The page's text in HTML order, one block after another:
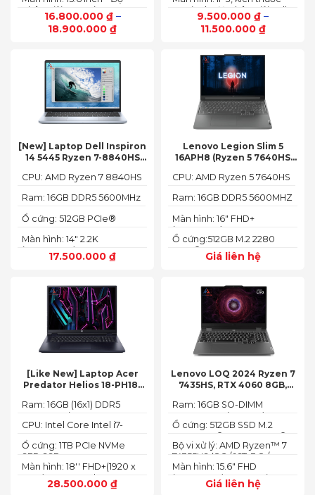
16.800.000 ₫–
18.900.000 ₫
phân giải: FHD+ (1920 x
1200 px)
9.500.000 ₫ –
11.500.000 ₫
14.0 inch, độ phân giải Full
HD (1920 x 1080)
[New] Laptop Dell Inspiron
14 5445 Ryzen 7-8840HS
Radeon 780M Màn 14inch
17.500.000 ₫
Màn hình: 14" 2.2K
(2240X1400)
Ổ cứng: 512GB PCIe®
Ram: 16GB DDR5 5600MHz
CPU: AMD Ryzen 7 8840HS
Lenovo Legion Slim 5
16APH8 (Ryzen 5 7640HS
4060 16″ FHD+ 144Hz)
Giá liên hệ
Ổ cứng:512GB M.2 2280
PCIe® 4.0 x4 SSD
Màn hình: 16" FHD+
(1920x1200) IPS
Ram: 16GB DDR5 5600MHZ
CPU: AMD Ryzen 5 7640HS
[Like New] Laptop Acer
Predator Helios 18-PH18-
13700HX, RTX 4060 8GB,
16GB, SSD 1TB, 18″ FHD+
165HZ)
28.500.000 ₫
Màn hình: 18'' FHD+(1920 x
1200) 165 Hz In-plane
Switching (IPS)
Ổ cứng: 1TB PCIe NVMe
SED SSD
CPU: Intel Core Intel i7-
GHz 30MB
Ram: 16GB (16x1) DDR5
4800MHz (2x SO-DIMM
socket, up to 32GB
SDRAM)
Lenovo LOQ 2024 Ryzen 7
7435HS, RTX 4060 8GB,
144Hz, 100% sRGB
Giá liên hệ
Màn hình: 15.6" FHD
(1920x1080) IPS 300nits
Anti-glare, 100% sRGB,
Bộ vi xử lý: AMD Ryzen™ 7
74355HS (8C / 16T, 3.8 /
5.1GHz, 8MB L2 / 16MB L3)
Ổ cứng: 512GB SSD M.2
2242 PCIe® 4.0x4 NVMe®
(2 slots nvme)
Ram: 16GB SO-DIMM
DDR5-5600 (max 64)